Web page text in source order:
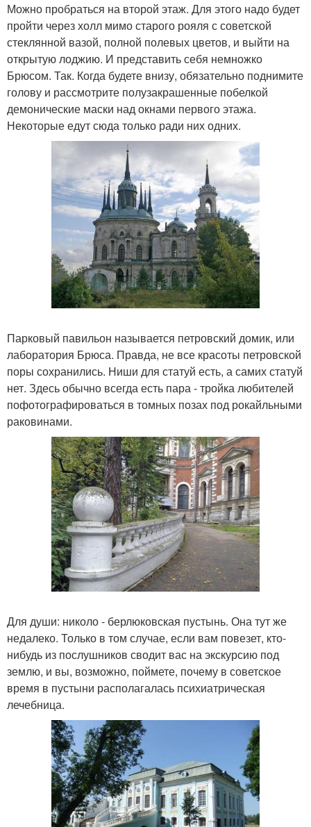
Можно пробраться на второй этаж. Для этого надо будет
пройти через холл мимо старого рояля с советской
стеклянной вазой, полной полевых цветов, и выйти на
открытую лоджию. И представить себя немножко
Брюсом. Так. Когда будете внизу, обязательно поднимите
голову и рассмотрите полузакрашенные побелкой
демонические маски над окнами первого этажа.
Некоторые едут сюда только ради них одних.
Парковый павильон называется петровский домик, или
лаборатория Брюса. Правда, не все красоты петровской
поры сохранились. Ниши для статуй есть, а самих статуй
нет. Здесь обычно всегда есть пара - тройка любителей
пофотографироваться в томных позах под рокайльными
раковинами.
Для души: николо - берлюковская пустынь. Она тут же
недалеко. Только в том случае, если вам повезет, кто-
нибудь из послушников сводит вас на экскурсию под
землю, и вы, возможно, поймете, почему в советское
время в пустыни располагалась психиатрическая
лечебница.